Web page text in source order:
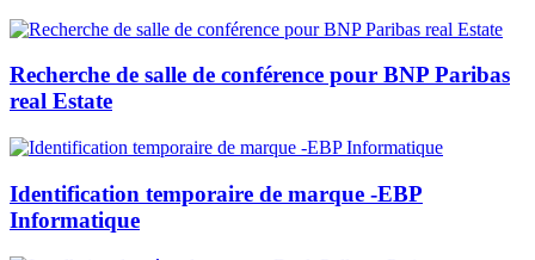
Recherche de salle de conférence pour BNP Paribas
real Estate
Identification temporaire de marque -EBP
Informatique